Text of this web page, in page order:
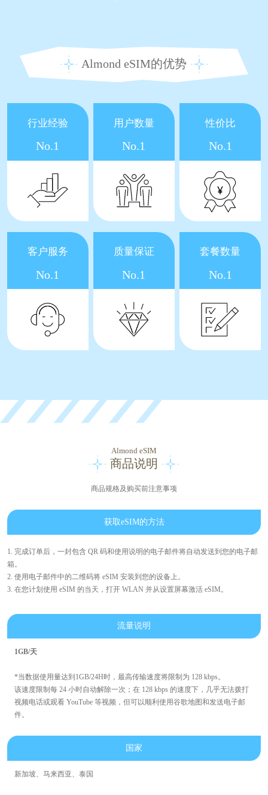
Almond eSIM的优势
行业经验
No.1
用户数量
No.1
性价比
No.1
客户服务
No.1
质量保证
No.1
套餐数量
No.1
Almond eSIM
商品说明
商品规格及购买前注意事项
获取eSIM的方法
1. 完成订单后，一封包含 QR 码和使用说明的电子邮件将自动发送到您的电子邮
箱。
2. 使用电子邮件中的二维码将 eSIM 安装到您的设备上。
3. 在您计划使用 eSIM 的当天，打开 WLAN 并从设置屏幕激活 eSIM。
流量说明
1GB/天
*当数据使用量达到1GB/24H时，最高传输速度将限制为 128 kbps。
该速度限制每 24 小时自动解除一次；在 128 kbps 的速度下，几乎无法拨打
视频电话或观看 YouTube 等视频，但可以顺利使用谷歌地图和发送电子邮
件。
国家
新加坡、马来西亚、泰国